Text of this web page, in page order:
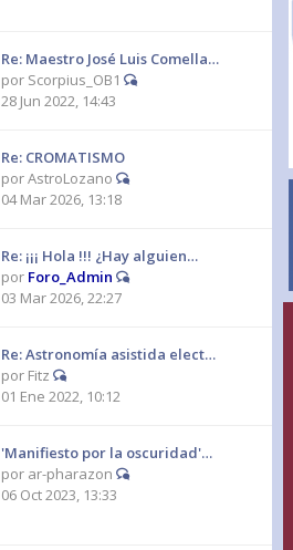
Re: Maestro José Luis Comella…
por Scorpius_OB1
28 Jun 2022, 14:43
Re: CROMATISMO
porAstroLozano
04 Mar 2026, 13:18
Re: ¡¡¡ Hola !!! ¿Hay alguien…
por Foro_Admin
03 Mar 2026, 22:27
Re: Astronomía asistida elect…
por Fitz
01 Ene 2022, 10:12
'Manifiesto por la oscuridad'…
por ar-pharazon
06 Oct 2023, 13:33